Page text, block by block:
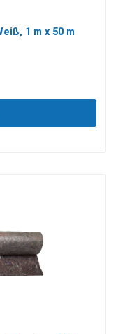
1 m x 50 m